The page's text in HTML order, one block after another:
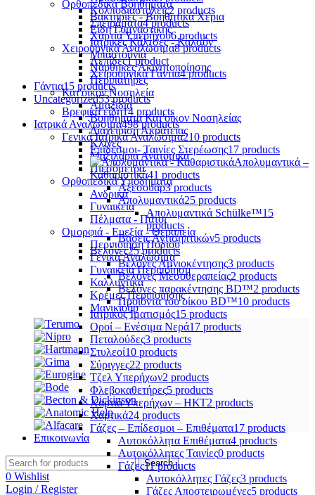
Ορθοπεδικά Βοηθήματα
Βακτηρίες - Βοηθητικά Χέρια
Είδη Γυμναστικής
Ιατρικές Κάλτσες - Καλσόν
Μπαστούνια
Νάρθηκες Ακινητοποίησης
Περιπατήρες
Κατ'οίκον Νοσηλεία
Αμαξίδια
Βοηθήματα Κατ'οίκον Νοσηλείας
Διαχείριση Ακράτειας
Κλίνες
Μαξιλάρια Ανατομικά
Πιεσόμετρα
Ορθοπεδικά Υποδήματα
Ανδρικά
Γυναικεία
Πέλματα - Πάτοι
Ομορφιά - Ευεξία - Θεραπεία
Περιποίηση Ποδιού
Γενικά Αναλώσιμα
Γυναικεία Περιποίηση
Καλλυντικά
Κρέμες Περιποίησης
Μανικιούρ
Επικοινωνία
Search
0 Wishlist
Login / Register
Κολποδιαστολείς2 products
Σπειράματα4 products
Χαρτιά Υπερήχου6 products
Χειρουργικά Αναλώσιμα8 products
Λεπίδες1 product
Χειρουργικά Γάντια4 products
Γάντια15 products
Uncategorized53 products
Βρεφικά είδη14 products
Ιατρικά Αναλώσιμα498 products
Γενικά Ιατρικά Αναλώσιμα210 products
Επίδεσμοι- Ταινίες Στερέωσης17 products
Απολυμαντικά –
Καθαριστικά41 products
Αξεσουάρ3 products
Απολυμαντικά25 products
Απολυμαντικά Schülke™15
products
Βάσεις Αντισηπτικών5 products
Βελόνες25 products
Βελόνες Αμνιοκέντησης3 products
Βελόνες Μεσοθεραπείας2 products
Βελόνες παρακέντησης BD™2 products
Προϊόντα του οίκου BD™10 products
Ιατρικός Ιματισμός15 products
Οροί – Ενέσιμα Νερά17 products
Πεταλούδες3 products
Στυλεοί10 products
Σύριγγες22 products
Τζελ Υπερήχων2 products
Φλεβοκαθετήρες5 products
Χαρτιά Υπερήχων – ΗΚΤ2 products
Χαρτικά24 products
Γάζες – Επίδεσμοι – Επιθέματα17 products
Αυτοκόλλητα Επιθέματα4 products
Αυτοκόλλητες Ταινίες0 products
Γάζες11 products
Αυτοκόλλητες Γάζες3 products
Γάζες Αποστειρωμένες5 products